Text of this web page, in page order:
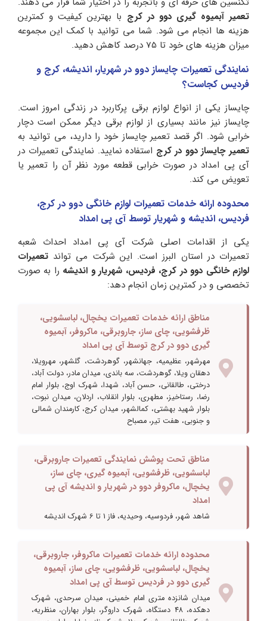
تعمیر آبمیوه گیری دوو در کرج با بهترین کیفیت و کمترین
هزینه ها انجام می شود. شما می توانید با کمک این مجموعه
میزان هزینه های خود تا 75 درصد کاهش دهید.
نمایندگی تعمیرات چایساز دوو در شهریار، اندیشه، کرج و
فردیس کجاست؟
چایساز یکی از انواع لوازم برقی پرکاربرد در زندگی امروز است.
چایساز نیز مانند بسیاری از لوازم برقی دیگر ممکن است دچار
خرابی شود. اگر قصد تعمیر چایساز خود را دارید، می توانید به
تعمیر چایساز دوو در کرج استفاده نمایید. نمایندگی تعمیرات در
آی پی امداد در صورت خرابی قطعه مورد نظر آن را تعمیر یا
تعویض می کند.
محدوده ارائه خدمات تعمیرات لوازم خانگی دوو در کرج،
فردیس، اندیشه و شهریار توسط آی پی امداد
یکی از اقدامات اصلی شرکت آی پی امداد احداث شعبه
تعمیرات در استان البرز است. این شرکت می تواند تعمیرات
لوازم خانگی دوو در کرج، فردیس، شهریار و اندیشه را به صورت
تخصصی و در کمترین زمان انجام دهد:
مناطق ارائه خدمات تعمیرات یخچال، لباسشویی،
ظرفشویی، چای ساز، جاروبرقی، ماکروفر، آبمیوه
گیری دوو در کرج توسط آی پی امداد
مهرشهر، عظیمیه، جهانشهر، گوهردشت، گلشهر، مهرویلا،
دهقان ویلا، گوهردشت، سه باندی، میدان مادر، دولت آباد،
درختی، طالقانی، حسن آباد، شهدا، شهرک اوج، بلوار امام
رضا، رستاخیز، مطهری، بلوار انقلاب، اردلان، میدان نبوت،
بلوار شهید بهشتی، کمالشهر، میدان کرج، کارمندان شمالی
و جنوبی، هفت تیر، مصباح
مناطق تحت پوشش نمایندگی تعمیرات جاروبرقی،
لباسشویی، ظرفشویی، آبمیوه گیری، چای ساز،
یخچال، ماکروفر دوو در شهریار و اندیشه آی پی
امداد
شاهد شهر، فردوسیه، وحیدیه، فاز 1 تا 6 شهرک اندیشه
محدوده ارائه خدمات تعمیرات ماکروفر، جاروبرقی،
یخچال، لباسشویی، ظرفشویی، چای ساز، آبمیوه
گیری دوو در فردیس توسط آی پی امداد
میدان شانزده متری امام خمینی، میدان سرحدی، شهرک
دهکده، 48 دستگاه، شهرک داروگر، بلوار بهاران، منظریه،